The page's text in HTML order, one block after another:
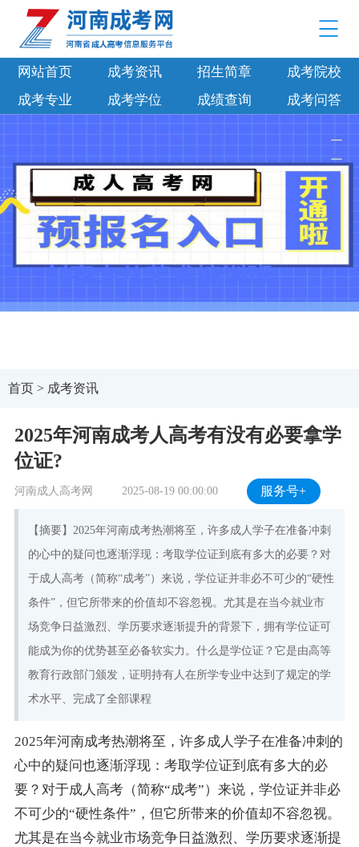
网站首页 成考资讯 招生简章
成考院校
成考专业
成考学位 成绩查询 成考问答
首页> 成考资讯
2025年河南成考人高考有没有必要拿学
位证?
河南成人高考网 2025-08-19 00:00:00 服务号+
【摘要】2025年河南成考热潮将至，许多成人学子在准备冲刺
的心中的疑问也逐渐浮现：考取学位证到底有多大的必要？对
于成人高考（简称“成考”）来说，学位证并非必不可少的“硬性
条件”，但它所带来的价值却不容忽视。尤其是在当今就业市
场竞争日益激烈、学历要求逐渐提升的背景下，拥有学位证可
能成为你的优势甚至必备软实力。什么是学位证？它是由高等
教育行政部门颁发，证明持有人在所学专业中达到了规定的学
术水平、完成了全部课程
2025年河南成考热潮将至，许多成人学子在准备冲刺的
心中的疑问也逐渐浮现：考取学位证到底有多大的必
要？对于成人高考（简称“成考”）来说，学位证并非必
不可少的“硬性条件”，但它所带来的价值却不容忽视。
尤其是在当今就业市场竞争日益激烈、学历要求逐渐提